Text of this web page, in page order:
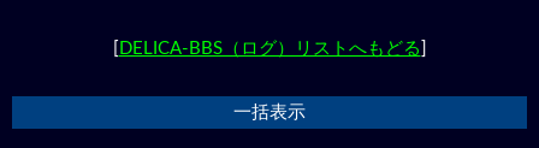
[ DELICA-BBS（ログ）リストへもどる ]
一括表示